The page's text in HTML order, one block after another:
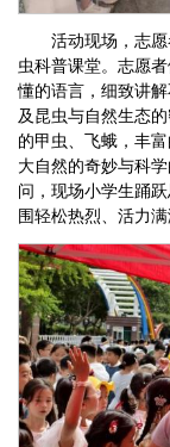
活动现场，志
虫科普课堂。志愿
懂的语言，细致讲
及昆虫与自然生态
的甲虫、飞蛾，丰
大自然的奇妙与科
问，现场小学生踊
围轻松热烈、活力